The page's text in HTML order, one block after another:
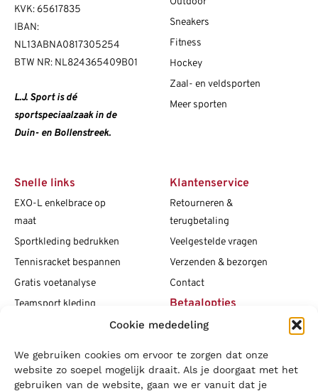
Cookie mededeling
We gebruiken cookies om ervoor te zorgen dat onze
website zo soepel mogelijk draait. Als je doorgaat met het
gebruiken van de website, gaan we er vanuit dat je
KVK: 65617835
IBAN:
NL13ABNA0817305254
BTW NR: NL824365409B01
L.J. Sport is dé
sportspeciaalzaak in de
Duin- en Bollenstreek.
Sneakers
Fitness
Hockey
Zaal- en veldsporten
Meer sporten
Snelle links
EXO-L enkelbrace op
maat
Sportkleding bedrukken
Tennisracket bespannen
Gratis voetanalyse
Teamsport kleding
Vacatures
Blogs
Klantenservice
Retourneren &
terugbetaling
Veelgestelde vragen
Verzenden & bezorgen
Contact
Betaalopties
Social media